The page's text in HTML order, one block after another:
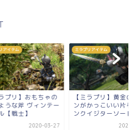
アイテム
プリ】黄金のライ
っこいい片手剣 イ
ジターソード【...
2020-11-09
その他SS
【FF14】可愛い花
とおしゃれなメガネ
らえる！プリンセス
2020-